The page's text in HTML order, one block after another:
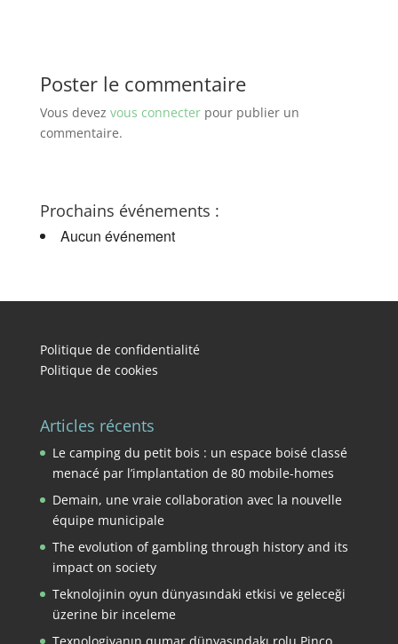
Poster le commentaire
Vous devez vous connecterpour publier un
commentaire.
Prochains événements :
Aucun événement
Politique de confidentialité
Politique de cookies
Articles récents
Le camping du petit bois : un espace boisé classé
menacé par l’implantation de 80 mobile-homes
Demain, une vraie collaboration avec la nouvelle
équipe municipale
The evolution of gambling through history and its
impact on society
Teknolojinin oyun dünyasındaki etkisi ve geleceği
üzerine bir inceleme
Texnologiyanın qumar dünyasındakı rolu Pinco